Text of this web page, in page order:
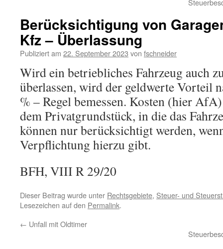
Berücksichtigung von
Kfz – Überlassung
Publiziert am 22. September 2023 von fschneider
Wird ein betriebliches Fahrzeug auch
überlassen, wird der geldwerte Vorteil
% – Regel bemessen. Kosten (hier
dem Privatgrundstück, in die das
können nur berücksichtigt werden,
Verpflichtung hierzu gibt.
BFH, VIII R 29/20
Dieser Beitrag wurde unter Rechtsgebiete, Steuer- und
Lesezeichen auf den Permalink.
← Unfall mit Oldtimer